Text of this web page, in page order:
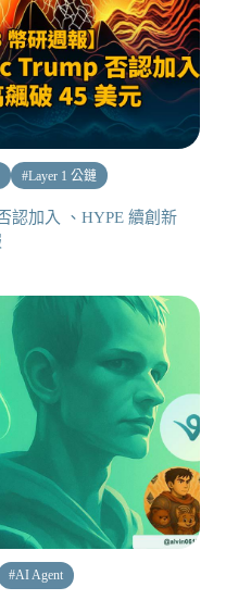
#Layer 1 公鏈
認加入 、HYPE 續創新
#AI Agent